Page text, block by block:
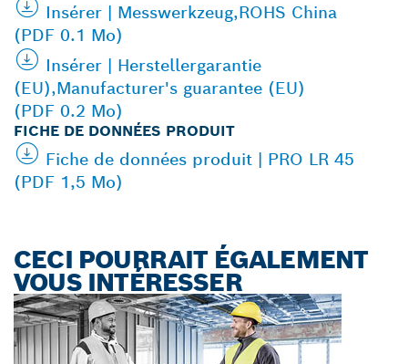
Insérer | Messwerkzeug,ROHS China
(PDF 0.1 Mo)
Insérer | Herstellergarantie
(EU),Manufacturer's guarantee (EU)
(PDF 0.2 Mo)
FICHE DE DONNÉES PRODUIT
Fiche de données produit | PRO LR 45
(PDF 1,5 Mo)
CECI POURRAIT ÉGALEMENT
VOUS INTÉRESSER